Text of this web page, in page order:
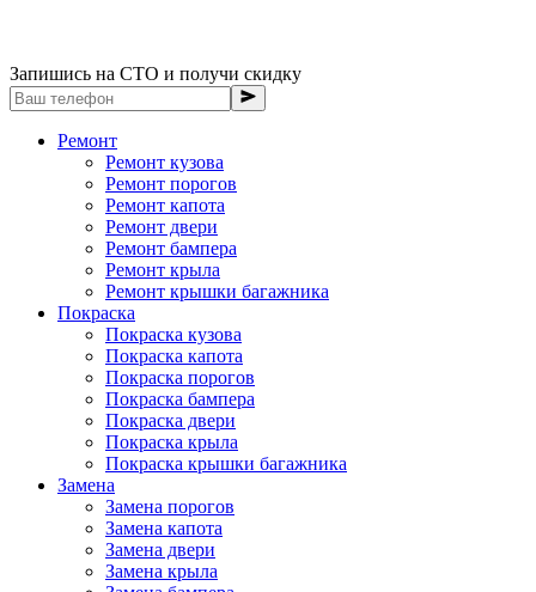
Запишись на СТО и получи скидку
Ремонт
Ремонт кузова
Ремонт порогов
Ремонт капота
Ремонт двери
Ремонт бампера
Ремонт крыла
Ремонт крышки багажника
Покраска
Покраска кузова
Покраска капота
Покраска порогов
Покраска бампера
Покраска двери
Покраска крыла
Покраска крышки багажника
Замена
Замена порогов
Замена капота
Замена двери
Замена крыла